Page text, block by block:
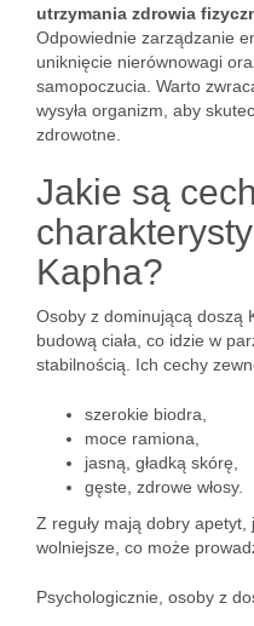
utrzymania zdrowia
Odpowiednie zarządzanie
uniknięcie nierównowagi
samopoczucia. Warto
wysyła organizm, aby
zdrowotne.
Jakie są
Kapha?
Osoby z dominującą doszą
budową ciała, co idzie w
stabilnością. Ich cechy
szerokie biodra,
moce ramiona,
jasną, gładką skórę,
gęste, zdrowe włosy.
Z reguły mają dobry
wolniejsze, co może
Psychologicznie, osoby z